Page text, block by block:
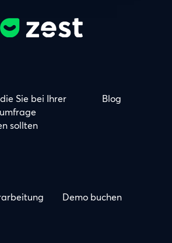
Sie bei Ihrer
sollten
Blog
Demo buchen